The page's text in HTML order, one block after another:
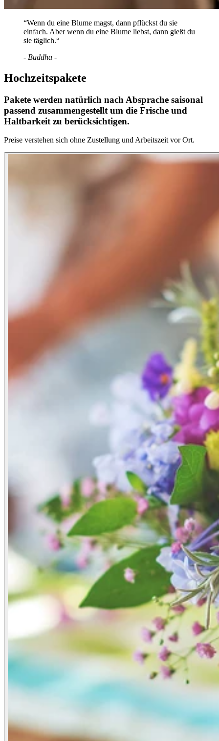
“Wenn du eine Blume magst, dann pflückst du sie
einfach. Aber wenn du eine Blume liebst, dann gießt du
sie täglich.“
- Buddha -
Hochzeitspakete
Pakete werden natürlich nach Absprache saisonal
passend zusammengestellt um die Frische und
Haltbarkeit zu berücksichtigen.
Preise verstehen sich ohne Zustellung und Arbeitszeit vor Ort.